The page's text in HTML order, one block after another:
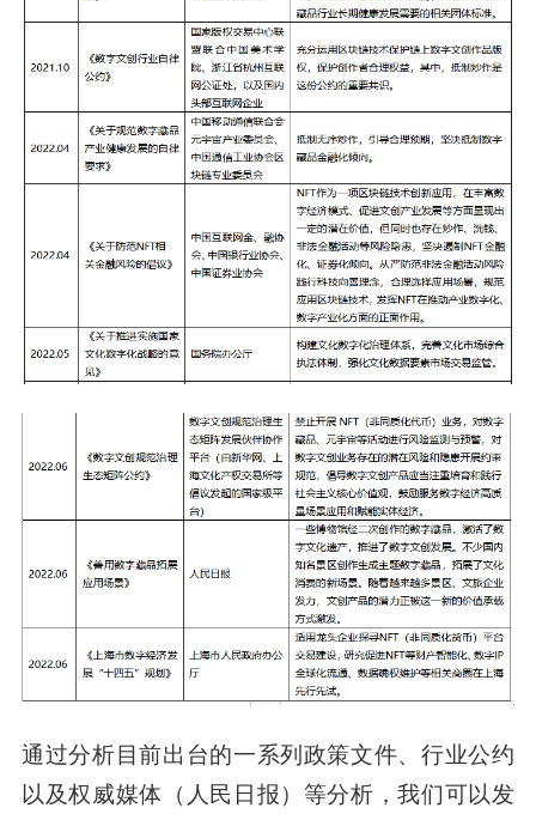
通过分析目前出台的一系列政策文件、行业公约
以及权威媒体（人民日报）等分析，我们可以发